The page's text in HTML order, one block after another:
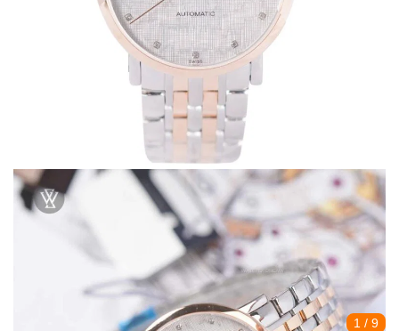
1 / 9